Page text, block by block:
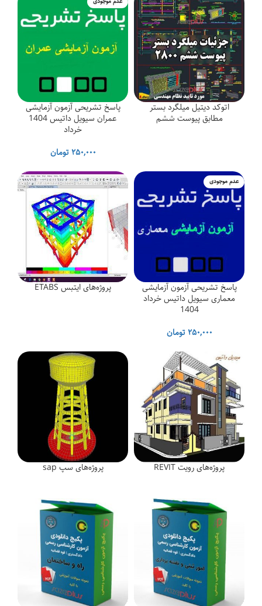
اتوکد دیتیل میلگرد بستر
مطابق پیوست ششم
پاسخ تشریحی آزمون آزمایشی
عمران سیویل داتیس 1404
خرداد
۲۵۰,۰۰۰تومان
عدم موجودی
پاسخ تشریحی آزمون آزمایشی
معماری سیویل داتیس خرداد
1404
۲۵۰,۰۰۰تومان
پروژه‌های ایتبس ETABS
پروژه‌های رویت REVIT پروژه‌های سپ sap